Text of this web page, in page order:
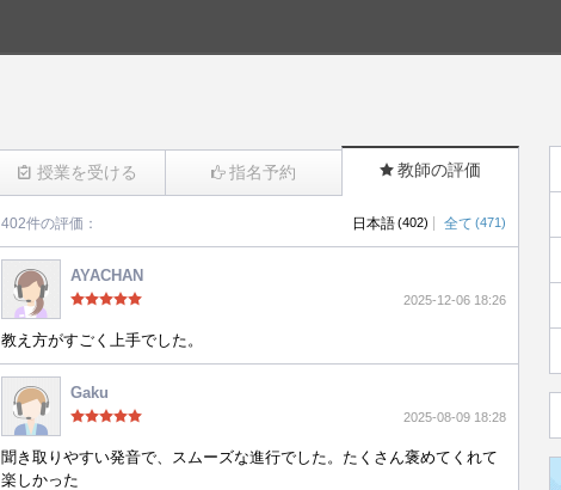
(1787)
授業を受ける 指名予約 教師の評価
402件の評価： 日本語(402) | 全て (471)
AYACHAN
2025-12-06 18:26
教え方がすごく上手でした。
Gaku
2025-08-09 18:28
聞き取りやすい発音で、スムーズな進行でした。たくさん褒めてくれて
楽しかった